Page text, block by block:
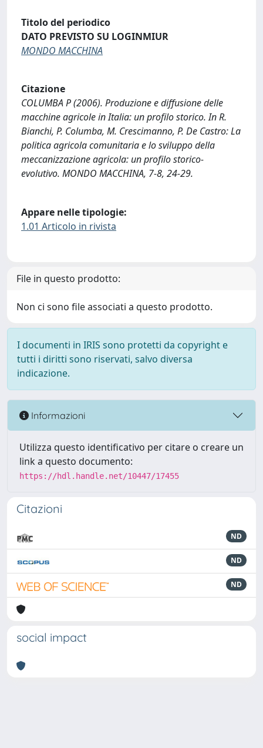
Titolo del periodico
DATO PREVISTO SU LOGINMIUR
MONDO MACCHINA
Citazione
COLUMBA P (2006). Produzione e diffusione delle
macchine agricole in Italia: un profilo storico. In R.
Bianchi, P. Columba, M. Crescimanno, P. De Castro: La
politica agricola comunitaria e lo sviluppo della
meccanizzazione agricola: un profilo storico-
evolutivo. MONDO MACCHINA, 7-8, 24-29.
Appare nelle tipologie:
1.01 Articolo in rivista
File in questo prodotto:
Non ci sono file associati a questo prodotto.
I documenti in IRIS sono protetti da copyright e
tutti i diritti sono riservati, salvo diversa
indicazione.
Informazioni
Utilizza questo identificativo per citare o creare un
link a questo documento:
https://hdl.handle.net/10447/17455
Citazioni
ND
ND
ND
social impact